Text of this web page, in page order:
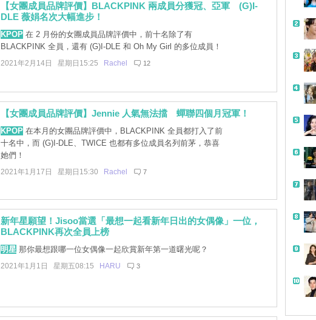
【女團成員品牌評價】BLACKPINK 兩成員分獲冠、亞軍 (G)I-
DLE 薇娟名次大幅進步！
KPOP在 2 月份的女團成員品牌評價中，前十名除了有
BLACKPINK 全員，還有 (G)I-DLE 和 Oh My Girl 的多位成員！
2021年2月14日 星期日15:25 Rachel 12
【女團成員品牌評價】Jennie 人氣無法擋 蟬聯四個月冠軍！
KPOP在本月的女團品牌評價中，BLACKPINK 全員都打入了前
十名中，而 (G)I-DLE、TWICE 也都有多位成員名列前茅，恭喜
她們！
2021年1月17日 星期日15:30 Rachel 7
新年星願望！Jisoo當選「最想一起看新年日出的女偶像」一位，
BLACKPINK再次全員上榜
明星那你最想跟哪一位女偶像一起欣賞新年第一道曙光呢？
2021年1月1日 星期五08:15 HARU 3
帶